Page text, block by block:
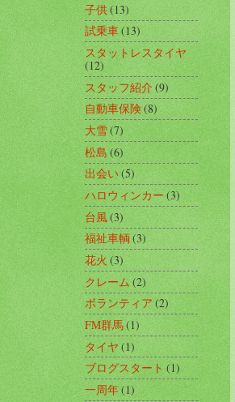
子供(13)
試乗車(13)
スタットレスタイヤ
(12)
スタッフ紹介(9)
自動車保険(8)
大雪(7)
松島 (6)
出会い(5)
ハロウィンカー(3)
台風(3)
福祉車輌 (3)
花火(3)
クレーム(2)
ボランティア(2)
FM群馬(1)
タイヤ(1)
ブログスタート(1)
一周年(1)